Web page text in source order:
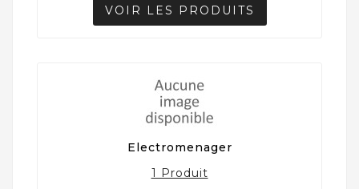
VOIR LES PRODUITS
Electromenager
1 Produit